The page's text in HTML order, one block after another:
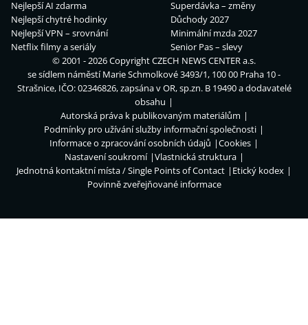
Nejlepší AI zdarma
Nejlepší chytré hodinky
Nejlepší VPN – srovnání
Netflix filmy a seriály
Superdávka – změny
Důchody 2027
Minimální mzda 2027
Senior Pas – slevy
© 2001 - 2026 CopyrightCZECH NEWS CENTER a.s.
se sídlem náměstí Marie Schmolkové 3493/1, 100 00 Praha 10 -
Strašnice, IČO: 02346826, zapsána v OR, sp.zn. B 19490 a dodavatelé
obsahu
Autorská práva k publikovaným materiálům
Podmínky pro užívání služby informační společnosti
Informace o zpracování osobních údajů
Cookies
Nastavení soukromí
Vlastnická struktura
Jednotná kontaktní místa / Single Points of Contact
Etický kodex
Povinně zveřejňované informace